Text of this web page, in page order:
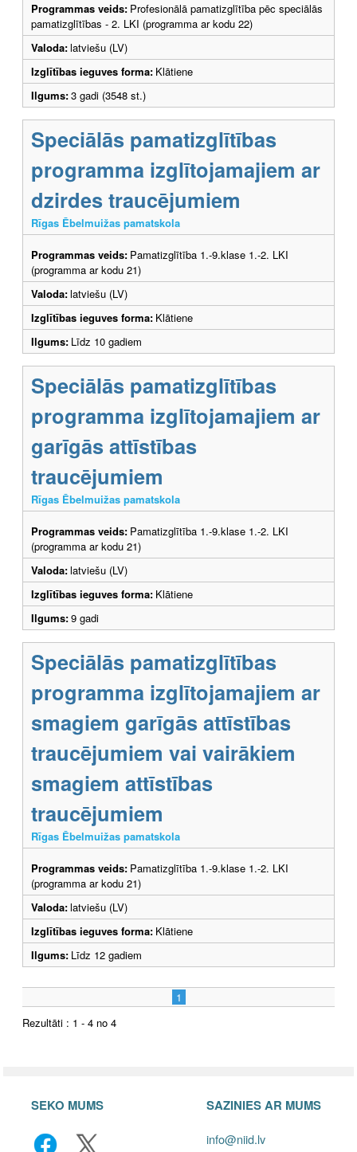
Programmas veids: Profesionālā pamatizglītība pēc speciālās
pamatizglītības - 2. LKI (programma ar kodu 22)
Valoda:latviešu (LV)
Izglītības ieguves forma: Klātiene
Ilgums:3 gadi (3548 st.)
Speciālās pamatizglītības
programma izglītojamajiem ar
dzirdes traucējumiem
Rīgas Ēbelmuižas pamatskola
Programmas veids: Pamatizglītība 1.-9.klase 1.-2. LKI
(programma ar kodu 21)
Valoda:latviešu (LV)
Izglītības ieguves forma: Klātiene
Ilgums: Līdz 10 gadiem
Speciālās pamatizglītības
programma izglītojamajiem ar
garīgās attīstības
traucējumiem
Rīgas Ēbelmuižas pamatskola
Programmas veids: Pamatizglītība 1.-9.klase 1.-2. LKI
(programma ar kodu 21)
Valoda:latviešu (LV)
Izglītības ieguves forma: Klātiene
Ilgums:9 gadi
Speciālās pamatizglītības
programma izglītojamajiem ar
smagiem garīgās attīstības
traucējumiem vai vairākiem
smagiem attīstības
traucējumiem
Rīgas Ēbelmuižas pamatskola
Programmas veids: Pamatizglītība 1.-9.klase 1.-2. LKI
(programma ar kodu 21)
Valoda:latviešu (LV)
Izglītības ieguves forma: Klātiene
Ilgums: Līdz 12 gadiem
1
Rezultāti : 1 - 4 no 4
SEKO MUMS SAZINIES AR MUMS
info@niid.lv